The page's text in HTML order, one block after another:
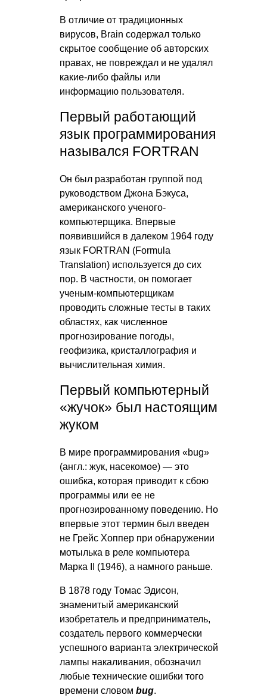
В отличие от традиционных
вирусов, Brain содержал только
скрытое сообщение об авторских
правах, не повреждал и не удалял
какие-либо файлы или
информацию пользователя.
Первый работающий
язык программирования
назывался FORTRAN
Он был разработан группой под
руководством Джона Бэкуса,
американского ученого-
компьютерщика. Впервые
появившийся в далеком 1964 году
язык FORTRAN (Formula
Translation) используется до сих
пор. В частности, он помогает
ученым-компьютерщикам
проводить сложные тесты в таких
областях, как численное
прогнозирование погоды,
геофизика, кристаллография и
вычислительная химия.
Первый компьютерный
«жучок» был настоящим
жуком
В мире программирования «bug»
(англ.: жук, насекомое) — это
ошибка, которая приводит к сбою
программы или ее не
прогнозированному поведению. Но
впервые этот термин был введен
не Грейс Хоппер при обнаружении
мотылька в реле компьютера
Марка II (1946), а намного раньше.
В 1878 году Томас Эдисон,
знаменитый американский
изобретатель и предприниматель,
создатель первого коммерчески
успешного варианта электрической
лампы накаливания, обозначил
любые технические ошибки того
времени словом bug.